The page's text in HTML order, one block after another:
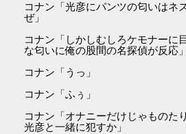
コナン「光彦にパンツの匂いはネ
ぜ」
コナン「しかしむしろケモナーに
な匂いに俺の股間の名探偵が反応」
コナン「うっ」
コナン「ふぅ」
コナン「オナニーだけじゃものた
光彦と一緒に犯すか」